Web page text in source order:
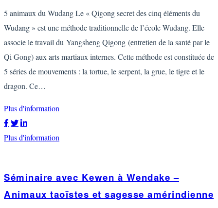
5 animaux du Wudang Le « Qigong secret des cinq éléments du
Wudang » est une méthode traditionnelle de l’école Wudang. Elle
associe le travail du Yangsheng Qigong (entretien de la santé par le
Qi Gong) aux arts martiaux internes. Cette méthode est constituée de
5 séries de mouvements : la tortue, le serpent, la grue, le tigre et le
dragon. Ce…
Plus d'information
Plus d'information
Séminaire avec Kewen à Wendake –
Animaux taoïstes et sagesse amérindienne